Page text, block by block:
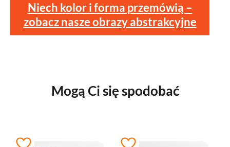
Niech kolor i forma przemówią –
zobacz nasze obrazy abstrakcyjne
Mogą Ci się spodobać